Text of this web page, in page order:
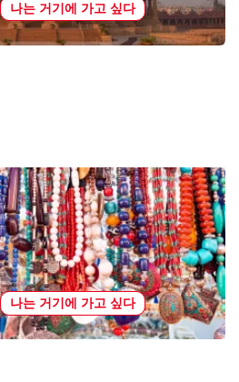
나는 거기에 가고 싶다
나는 거기에 가고 싶다